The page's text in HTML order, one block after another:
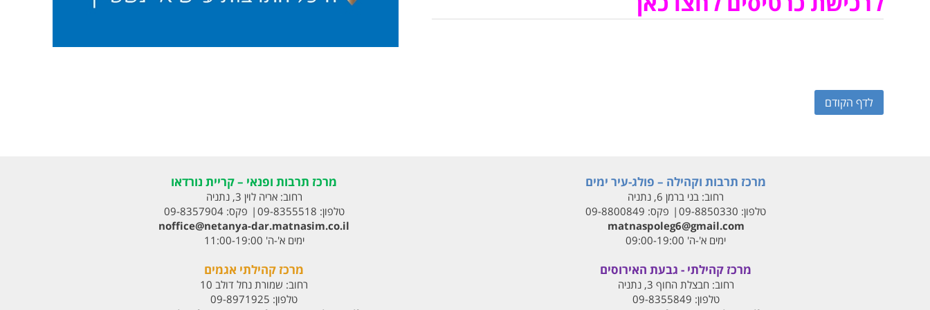
לדף הקודם
מרכז תרבות וקהילה – פולג-עיר ימים
רחוב: בני ברמן 6, נתניה
טלפון: 09-8850330 פקס: 09-8800849
matnaspoleg6@gmail.com
ימים א'-ה' 09:00-19:00
מרכז תרבות ופנאי – קריית נורדאו
רחוב:אריה לוין 3, נתניה
טלפון: 09-8355518 פקס:09-8357904
noffice@netanya-dar.matnasim.co.il
ימים א'-ה' 11:00-19:00
מרכז קהילתי - גבעת האירוסים
רחוב: חבצלת החוף 3, נתניה
טלפון: 09-8355849
מרכז קהילתי אגמים
רחוב: שמורת נחל דולב 10
טלפון: 09-8971925